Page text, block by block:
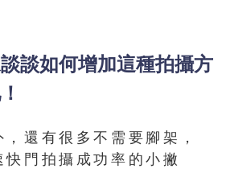
談如何增加這種拍攝方
還有很多不需要腳架，
門拍攝成功率的小撇